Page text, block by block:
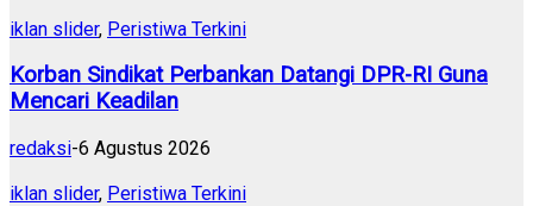
iklan slider, Peristiwa Terkini
Korban Sindikat Perbankan Datangi DPR-RI Guna
Mencari Keadilan
redaksi-6 Agustus 2026
iklan slider, Peristiwa Terkini